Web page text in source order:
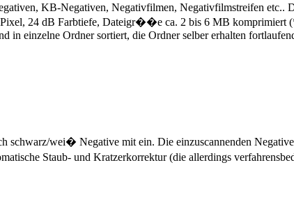
KB-Negativen, Negativfilmen, Negativfilmstreifen etc..
24 dB Farbtiefe, Dateigr��e ca. 2 bis 6 MB komprimiert
in einzelne Ordner sortiert, die Ordner selber erhalten
schwarz/wei� Negative mit ein. Die einzuscannenden
Staub- und Kratzerkorrektur (die allerdings